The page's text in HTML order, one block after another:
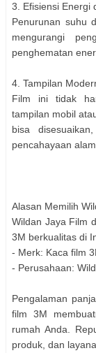
3. Efisiensi Energi
Penurunan suhu
mengurangi
penghematan
4. Tampilan
Film ini tidak
tampilan mobil
bisa
pencahayaan
Alasan Memilih
Wildan Jaya Film
3M berkualitas di
- Merk: Kaca film
- Perusahaan:
Pengalaman
film 3M
rumah Anda.
produk, dan